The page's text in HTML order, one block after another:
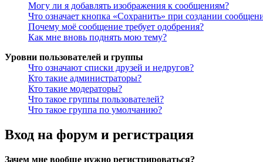
Могу ли я добавлять изображения к сообщениям?
Что означает кнопка «Сохранить» при создании
Почему моё сообщение требует одобрения?
Как мне вновь поднять мою тему?
Уровни пользователей и группы
Что означают списки друзей и недругов?
Кто такие администраторы?
Кто такие модераторы?
Что такое группы пользователей?
Что такое группа по умолчанию?
Вход на форум и регистрация
Зачем мне вообще нужно регистрироваться?